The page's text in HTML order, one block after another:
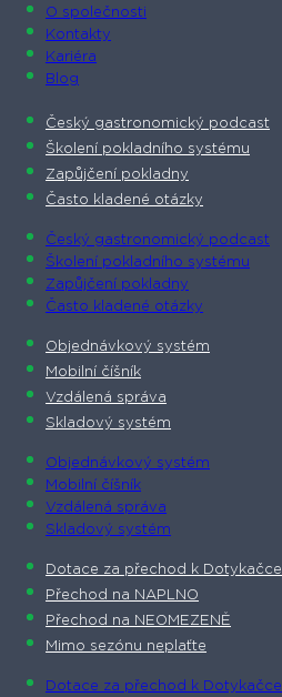
O společnosti​
Kontakty
Kariéra
Blog
Český gastronomický podcast​
Školení pokladního systému
Zapůjčení pokladny
Často kladené otázky
Český gastronomický podcast​
Školení pokladního systému
Zapůjčení pokladny
Často kladené otázky
Objednávkový systém
Mobilní číšník
Vzdálená správa
Skladový systém
Objednávkový systém
Mobilní číšník
Vzdálená správa
Skladový systém
Dotace za přechod k Dotykačce
Přechod na NAPLNO
Přechod na NEOMEZENĚ
Mimo sezónu neplaťte
Dotace za přechod k Dotykačce